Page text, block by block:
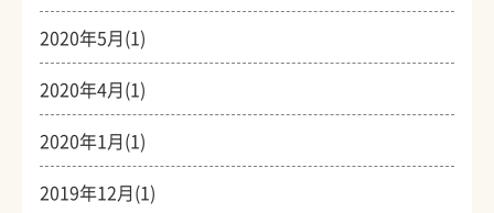
2020年5月(1)
2020年4月(1)
2020年1月(1)
2019年12月(1)